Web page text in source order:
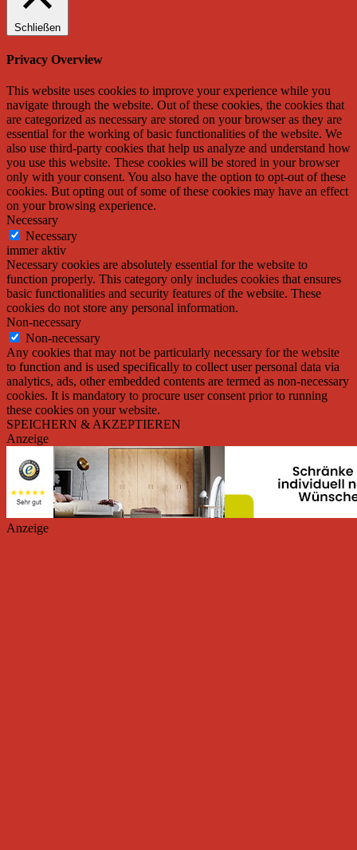
Schließen
Privacy Overview
This website uses cookies to improve your experience while you
navigate through the website. Out of these cookies, the cookies that
are categorized as necessary are stored on your browser as they are
essential for the working of basic functionalities of the website. We
also use third-party cookies that help us analyze and understand how
you use this website. These cookies will be stored in your browser
only with your consent. You also have the option to opt-out of these
cookies. But opting out of some of these cookies may have an effect
on your browsing experience.
Necessary
Necessary
immer aktiv
Necessary cookies are absolutely essential for the website to
function properly. This category only includes cookies that ensures
basic functionalities and security features of the website. These
cookies do not store any personal information.
Non-necessary
Non-necessary
Any cookies that may not be particularly necessary for the website
to function and is used specifically to collect user personal data via
analytics, ads, other embedded contents are termed as non-necessary
cookies. It is mandatory to procure user consent prior to running
these cookies on your website.
SPEICHERN & AKZEPTIEREN
Anzeige
Anzeige